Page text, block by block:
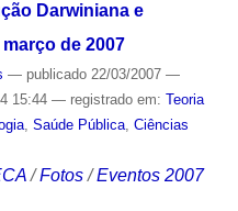
Darwiniana e
de 2007
— publicado22/03/2007 —
15:44 — registrado em: Teoria
, Saúde Pública, Ciências
/Fotos /Eventos 2007